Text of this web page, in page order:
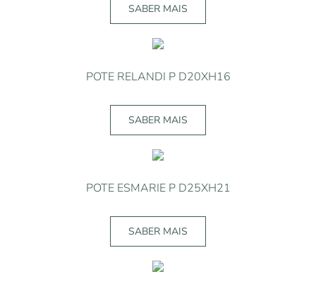
SABER MAIS
POTE RELANDI P D20XH16
SABER MAIS
POTE ESMARIE P D25XH21
SABER MAIS